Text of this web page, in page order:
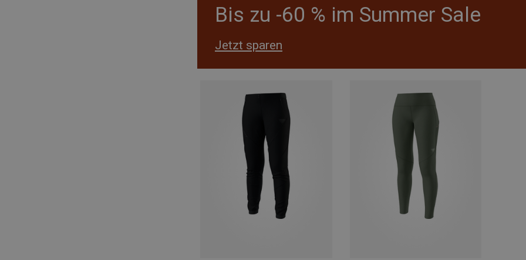
Bis zu -60 % im Summer Sale
Jetzt sparen